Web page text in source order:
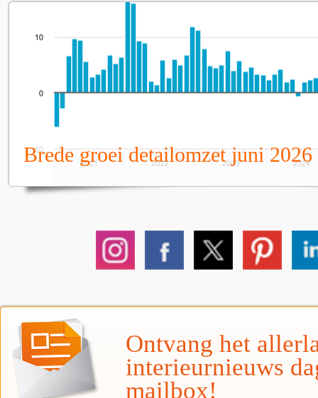
Brede groei detailomzet juni 2026
Ontvang het
interieurnieuws
mailbox!